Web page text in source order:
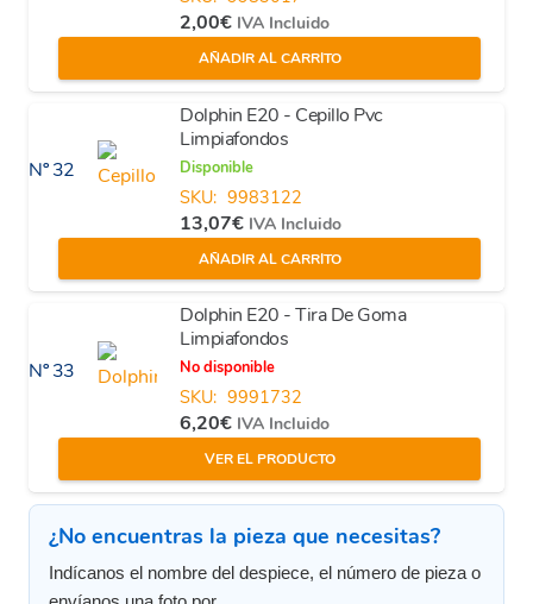
2,00€ IVA Incluido
AÑADIR AL CARRITO
Nº 32
Dolphin E20 - Cepillo Pvc
Limpiafondos
Disponible
SKU: 9983122
13,07€ IVA Incluido
AÑADIR AL CARRITO
Nº 33
Dolphin E20 - Tira De Goma
Limpiafondos
No disponible
SKU: 9991732
6,20€ IVA Incluido
VER EL PRODUCTO
¿No encuentras la pieza que necesitas?
Indícanos el nombre del despiece, el número de pieza o